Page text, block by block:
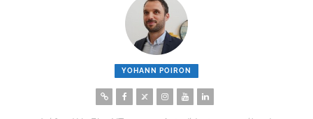
YOHANN POIRON